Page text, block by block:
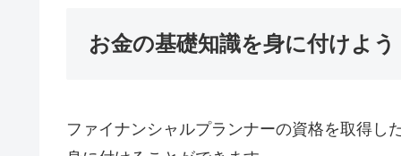
お金の基礎知識を身に付けよう
ファイナンシャルプランナーの資格を取得し